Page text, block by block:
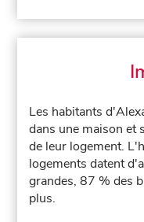
Les habitants
dans une maison et
de leur logement.
logements datent
grandes, 87 % des
plus.